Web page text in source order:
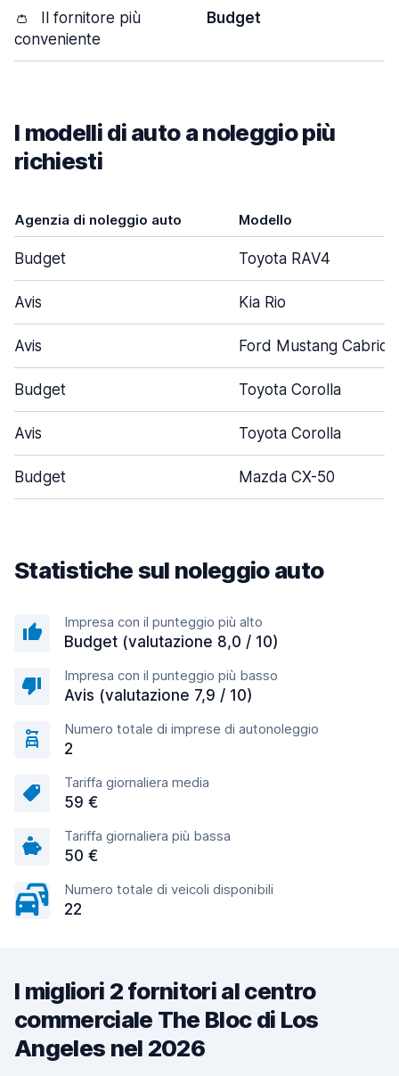
👛
Il fornitore più
conveniente
Budget
I modelli di auto a noleggio più
richiesti
Agenzia di noleggio auto Modello
Budget Toyota RAV4
Avis Kia Rio
Avis Ford Mustang Cabrio
Budget Toyota Corolla
Avis Toyota Corolla
Budget Mazda CX-50
Statistiche sul noleggio auto
Impresa con il punteggio più alto
Budget (valutazione 8,0 / 10)
Impresa con il punteggio più basso
Avis (valutazione 7,9 / 10)
Numero totale di imprese di autonoleggio
2
Tariffa giornaliera media
59 €
Tariffa giornaliera più bassa
50 €
Numero totale di veicoli disponibili
22
I migliori 2 fornitori al centro
commerciale The Bloc di Los
Angeles nel 2026